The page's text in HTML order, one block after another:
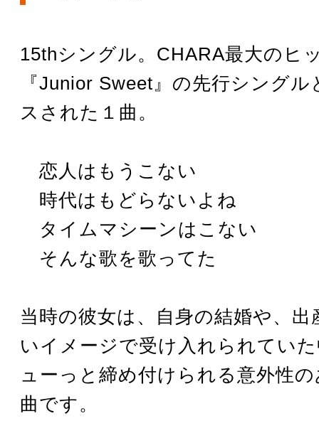
15thシングル。CHARA最大のヒ
『Junior Sweet』の先行シング
スされた１曲。
恋人はもうこない
時代はもどらないよね
タイムマシーンはこない
そんな歌を歌ってた
当時の彼女は、自身の結婚や、出
いイメージで受け入れられてい
ューっと締め付けられる意外性
曲です。